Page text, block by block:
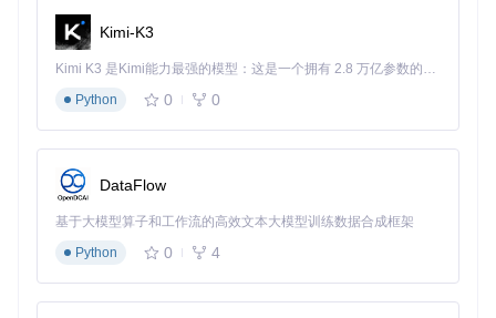
切换到"模组"选项卡
点击"下载模组"按钮
搜索并选择所需模组，点击"安装"
原理简析：模组管理系统通过分析模组元数据实现依赖关系检
odel.cpp。
三、性能优化：如何提升Minecraft运行体验
场景1：内存分配优化
合理的内存分配能显著提升游戏流畅度，避免卡顿和崩溃问
题。
Kimi-K3
Kimi K3 是Kimi能力最强的模型：这是一个拥有 2.8 万亿参数的混合专家（MoE）模型，具备原生视觉理解能力，并支持 100 万 token 的上下文窗口。
Python
0 0
DataFlow
基于大模型算子和工作流的高效文本大模型训练数据合成框架
Python
0 4